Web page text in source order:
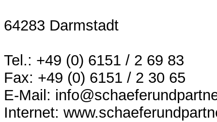
64283 Darmstadt
Tel.: +49 (0) 6151 / 2 69 83
Fax: +49 (0) 6151 / 2 30 65
E-Mail:
Internet: